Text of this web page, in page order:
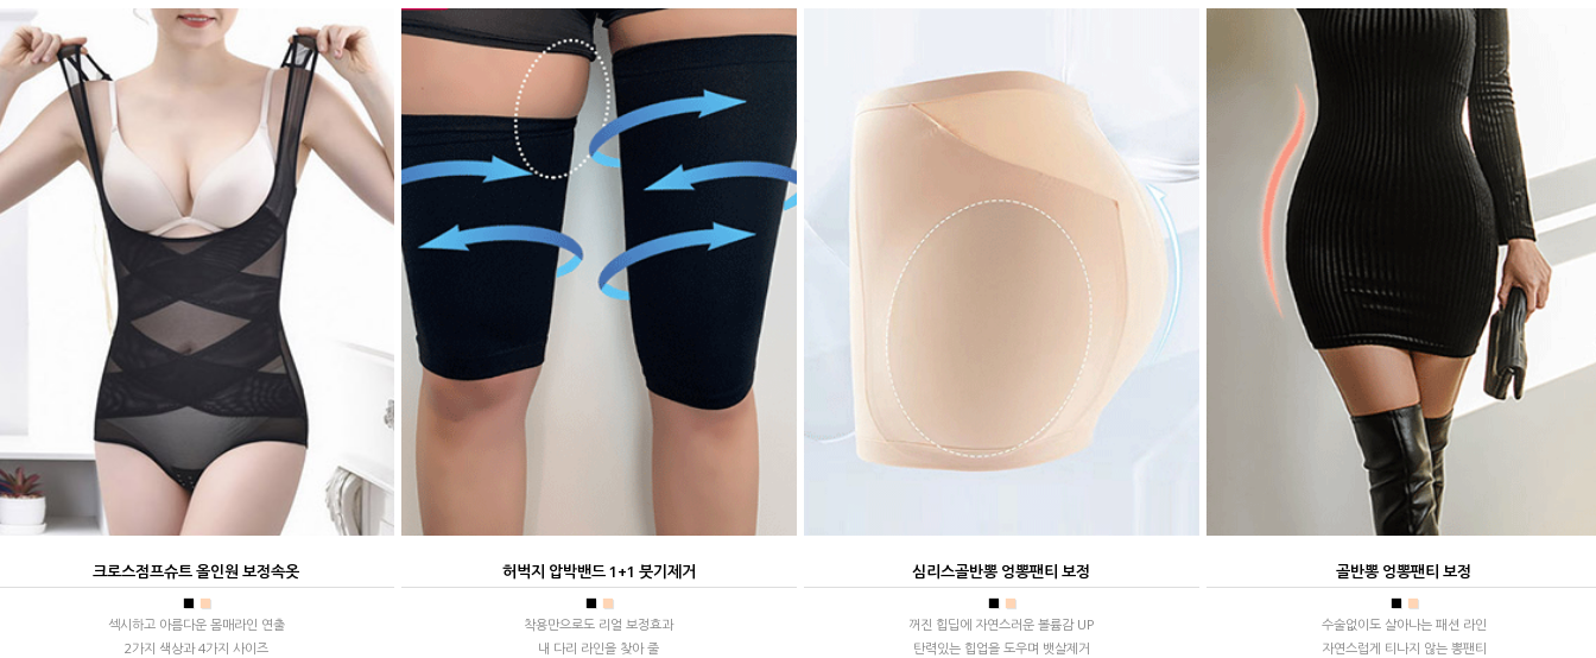
크로스점프슈트 올인원 보정속옷
■ ■
섹시하고 아름다운 몸매라인 연출
2가지 색상과 4가지 사이즈
허벅지 압박밴드 1+1 붓기제거
■ ■
착용만으로도 리얼 보정효과
내 다리 라인을 찾아 줄
심리스골반뽕 엉뽕팬티 보정
■ ■
꺼진 힙딥에 자연스러운 볼륨감 UP
탄력있는 힙업을 도우며 뱃살제거
골반뽕 엉뽕팬티 보정
■ ■
수술없이도 살아나는 패션 라인
자연스럽게 티나지 않는 뽕팬티